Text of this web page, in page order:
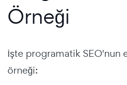
Örneği
İşte programatik SEO'nun
örneği: